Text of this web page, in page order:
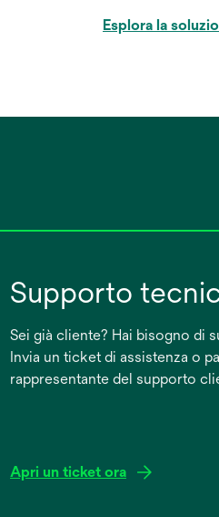
Esplora la
Supporto
Sei già cliente? Hai bisogno di
Invia un ticket di assistenza o
rappresentante del supporto
Apri un ticket ora